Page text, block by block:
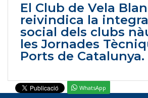
El Club de Vela
reivindica la
social dels clubs
les Jornades
Ports de Catalunya.
WhatsApp